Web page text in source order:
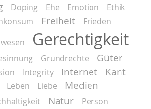
Doping Ehe Emotion
Ethik
Freiheit
Frieden
Gerechtigkeit
Grundrechte Güter
Integrity Internet Kant
Leben Liebe Medien
Natur Person